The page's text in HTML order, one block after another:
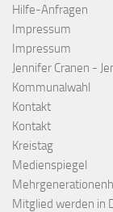
Hilfe-Anfragen
Impressum
Impressum
Jennifer Cranen -
Kommunalwahl
Kontakt
Kontakt
Kreistag
Medienspiegel
Mitglied werden in